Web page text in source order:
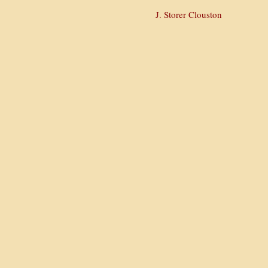
J. Storer Clouston